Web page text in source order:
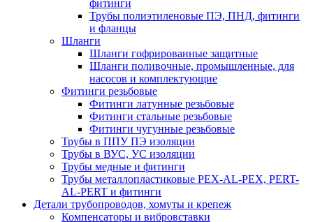
фитинги
Трубы полиэтиленовые ПЭ, ПНД, фитинги
и фланцы
Шланги
Шланги гофрированные защитные
Шланги поливочные, промышленные, для
насосов и комплектующие
Фитинги резьбовые
Фитинги латунные резьбовые
Фитинги стальные резьбовые
Фитинги чугунные резьбовые
Трубы в ППУ ПЭ изоляции
Трубы в ВУС, УС изоляции
Трубы медные и фитинги
Трубы металлопластиковые PEX-AL-PEX, PERT-
AL-PERT и фитинги
Детали трубопроводов, хомуты и крепеж
Компенсаторы и вибровставки